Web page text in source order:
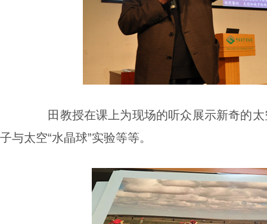
田教授在课上为现场的听众展示新奇的
子与太空“水晶球”实验等等。